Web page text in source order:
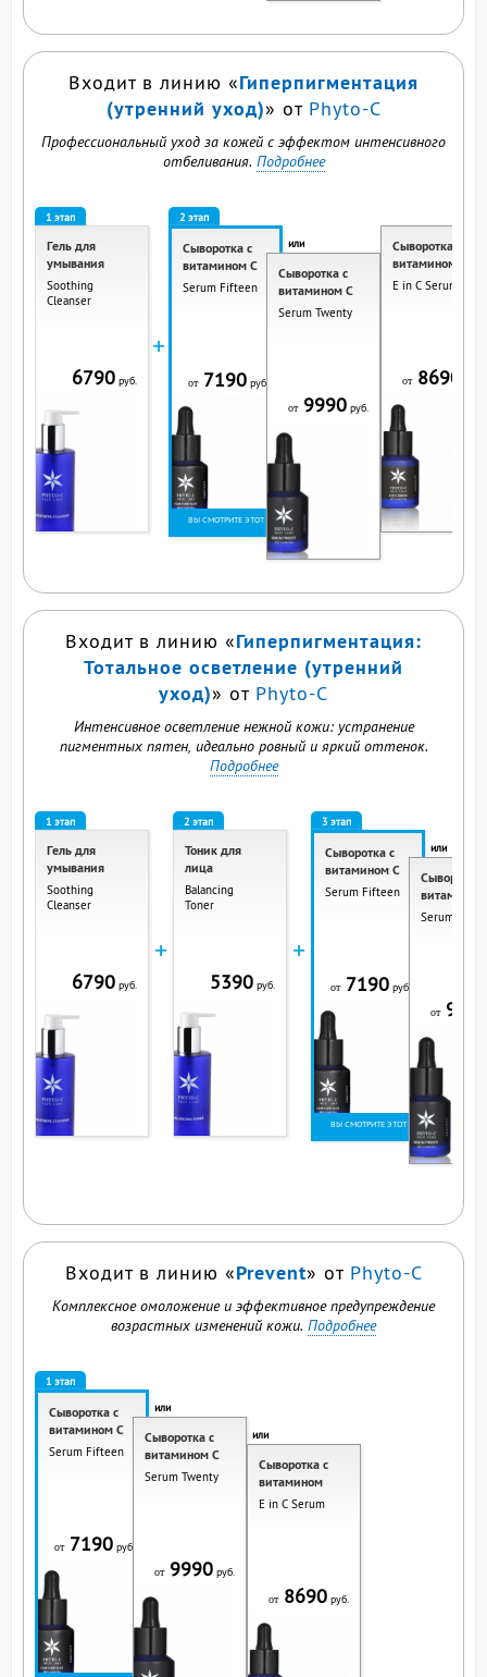
Входит в линию «Гиперпигментация
(утренний уход)» от Phyto-C
Профессиональный уход за кожей с эффектом интенсивного
отбеливания. Подробнее
1 этап
Гель для
умывания
Soothing
Cleanser
6790 руб.
+
2 этап
Сыворотка с
витамином C
Serum Fifteen
ВЫ СМОТРИТЕ ЭТОТ
от7190 руб.
или
Сыворотка с
витамином C
Serum Twenty
от9990 руб.
или
Сыворотка с
витамином
E in C Serum
от8690
Входит в линию «Гиперпигментация:
Тотальное осветление (утренний
уход)» от Phyto-C
Интенсивное осветление нежной кожи: устранение
пигментных пятен, идеально ровный и яркий оттенок.
Подробнее
1 этап
Гель для
умывания
Soothing
Cleanser
6790 руб.
+
2 этап
Тоник для
лица
Balancing
Toner
5390 руб.
+
3 этап
Сыворотка с
витамином C
Serum Fifteen
ВЫ СМОТРИТЕ ЭТОТ
от7190 руб.
или
Сыворотка
витамином
Serum
от
Входит в линию «Prevent» от Phyto-C
Комплексное омоложение и эффективное предупреждение
возрастных изменений кожи. Подробнее
1 этап
Сыворотка с
витамином C
Serum Fifteen
от7190 руб.
или
Сыворотка с
витамином C
Serum Twenty
от9990 руб.
или
Сыворотка с
витамином
E in C Serum
от8690 руб.